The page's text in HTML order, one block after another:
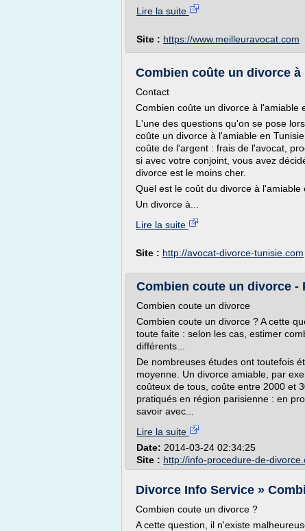
Lire la suite
Site : https://www.meilleuravocat.com
Combien coûte un divorce à
Contact
Combien coûte un divorce à l'amiable
L'une des questions qu'on se pose
coûte un divorce à l'amiable en
coûte de l'argent : frais de l'avocat,
si avec votre conjoint, vous avez
divorce est le moins cher.
Quel est le coût du divorce à l'amiable
Un divorce à...
Lire la suite
Site : http://avocat-divorce-tunisie.com
Combien coute un divorce -
Combien coute un divorce
Combien coute un divorce ? A cette
toute faite : selon les cas, estimer
différents...
De nombreuses études ont toutefois
moyenne. Un divorce amiable, par
coûteux de tous, coûte entre 2000 et
pratiqués en région parisienne : en
savoir avec...
Lire la suite
Date: 2014-03-24 02:34:25
Site : http://info-procedure-de-
Divorce Info Service »
Combien coute un divorce ?
A cette question, il n'existe